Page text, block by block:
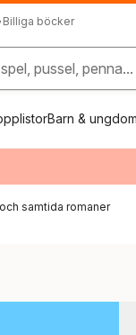
Billiga böcker
pussel, penna...
Barn & ungdom
samtida romaner